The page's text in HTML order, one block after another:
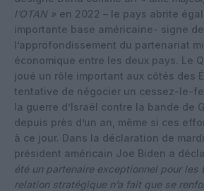
l’OTAN » en 2022 – le pays abrite
importante base américaine- signe de
l’approfondissement du partenariat
économique entre les deux pays. Le
joué un rôle important aux côtés des
tentative de négocier un cessez-le-
la guerre d’Israël contre la bande de
depuis près d’un an, même si ces
à ce jour. Dans la déclaration de
président américain Joe Biden a
été un partenaire exceptionnel pour les
relation stratégique n’a fait que se